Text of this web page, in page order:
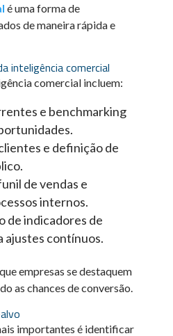
é uma forma de
de maneira rápida e
inteligência comercial
comercial incluem:
e benchmarking
e definição de
de vendas e
internos.
de indicadores de
ajustes contínuos.
empresas se destaquem
as chances de conversão.
importantes é identificar